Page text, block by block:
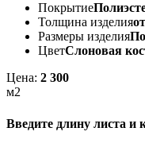
Покрытие
Толщина изделия
Размеры изделия
ЦветСлоновая
Цена: 2 300
м2
Введите длину листа и